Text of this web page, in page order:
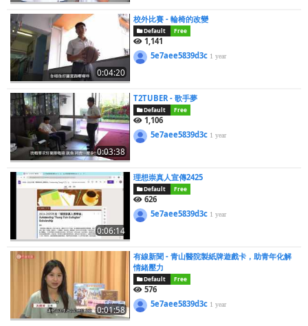
0:04:20
校外比賽 - 輪椅的改變
Default Free
1,141
5e7aee5839d3c 1 year
0:03:38
T2TUBER - 歌手夢
Default Free
1,106
5e7aee5839d3c 1 year
0:06:14
理想崇真人宣傳2425
Default Free
626
5e7aee5839d3c 1 year
0:01:58
有線新聞 - 青山醫院製紙牌遊戲卡，助青年化解
情緒壓力
Default Free
576
5e7aee5839d3c 1 year